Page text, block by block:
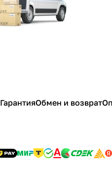
ГарантияОбмен и возврат